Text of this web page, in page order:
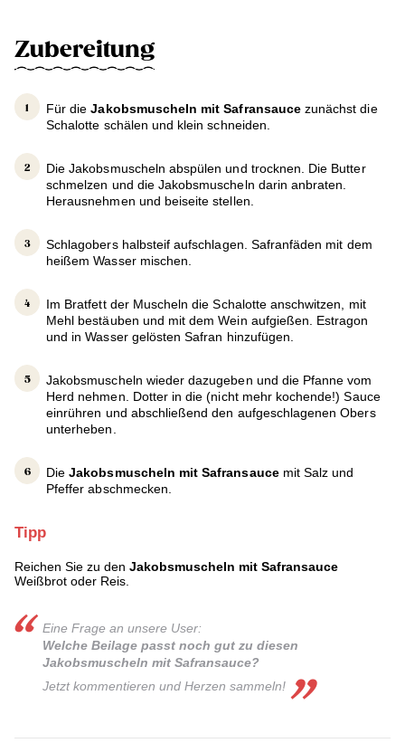
Zubereitung
Für dieJakobsmuscheln mit Safransaucezunächst die
Schalotte schälen und klein schneiden.
Die Jakobsmuscheln abspülen und trocknen. Die Butter
schmelzen und die Jakobsmuscheln darin anbraten.
Herausnehmen und beiseite stellen.
Schlagobers halbsteif aufschlagen. Safranfäden mit dem
heißem Wasser mischen.
Im Bratfett der Muscheln die Schalotte anschwitzen, mit
Mehl bestäuben und mit dem Wein aufgießen. Estragon
und in Wasser gelösten Safran hinzufügen.
Jakobsmuscheln wieder dazugeben und die Pfanne vom
Herd nehmen. Dotter in die (nicht mehr kochende!) Sauce
einrühren und abschließend den aufgeschlagenen Obers
unterheben.
DieJakobsmuscheln mit Safransaucemit Salz und
Pfeffer abschmecken.
Tipp
Reichen Sie zu den Jakobsmuscheln mit Safransauce
Weißbrot oder Reis.
Eine Frage an unsere User:
Welche Beilage passt noch gut zu diesen
Jakobsmuscheln mit Safransauce?
Jetzt kommentieren und Herzen sammeln!